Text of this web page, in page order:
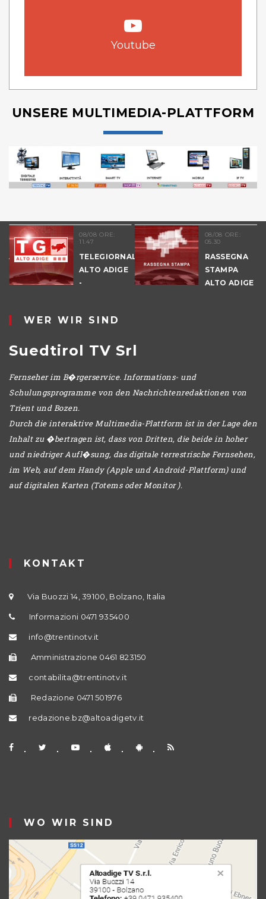
Youtube
UNSERE MULTIMEDIA-PLATTFORM
08/08 ORE:
11.47
TELEGIORNALE
ALTO ADIGE
-
08/08 ORE:
05.30
RASSEGNA
STAMPA
ALTO ADIGE
WER WIR SIND
Suedtirol TV Srl
Fernseher im B�rgerservice. Informations- und
Schulungsprogramme von den Nachrichtenredaktionen von
Trient und Bozen.
Durch die interaktive Multimedia-Plattform ist in der Lage den
Inhalt zu �bertragen ist, dass von Dritten, die beide in hoher
und niedriger Aufl�sung, das digitale terrestrische Fernsehen,
im Web, auf dem Handy (Apple und Android-Plattform) und
auf digitalen Karten (Totems oder Monitor ).
KONTAKT
Via Buozzi 14, 39100, Bolzano, Italia
Informazioni 0471 935400
info@trentinotv.it
Amministrazione 0461 823150
contabilita@trentinotv.it
Redazione 0471 501976
redazione.bz@altoadigetv.it
WO WIR SIND